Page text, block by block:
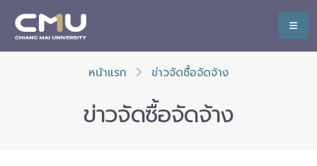
หน้าแรก ข่าวจัดซื้อจัดจ้าง
ข่าวจัดซื้อจัดจ้าง